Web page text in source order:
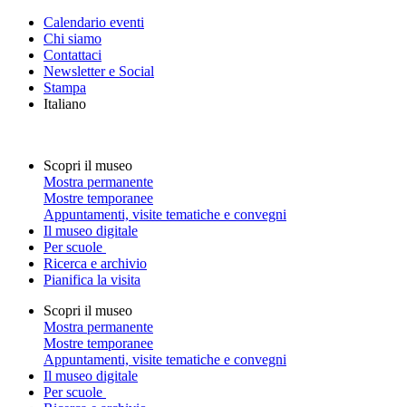
Calendario eventi
Chi siamo
Contattaci
Newsletter e Social
Stampa
Italiano
Scopri il museo
Mostra permanente
Mostre temporanee
Appuntamenti, visite tematiche e convegni
Il museo digitale
Per scuole
Ricerca e archivio
Pianifica la visita
Scopri il museo
Mostra permanente
Mostre temporanee
Appuntamenti, visite tematiche e convegni
Il museo digitale
Per scuole